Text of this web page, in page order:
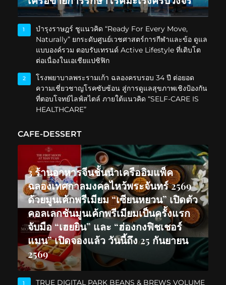
1
บำรุงราษฎร์ ชูแนวคิด “Ready For Every Move,
Naturally” ยกระดับศูนย์เวชศาสตร์การกีฬาและข้อ ดูแล
แบบองค์รวม ตอบรับเทรนด์ Active Lifestyle ที่เติบโต
ต่อเนื่องในเอเชียแปซิฟิก
2
โรงพยาบาลพระรามเก้า ฉลองครบรอบ 34 ปี ต่อยอด
ความเชี่ยวชาญโรคซับซ้อน สู่การดูแลสุขภาพเชิงป้องกัน
ที่ตอบโจทย์ไลฟ์สไตล์ ภายใต้แนวคิด “SELF-CARE IS
HEALTHCARE”
CAFE-DESSERT
3 ร้านอาหารจีนชั้นนำเครืออิมแพ็ค
ฉลองเทศกาลมงคลไหว้พระจันทร์ 2569
ด้วยมูนเค้กพรีเมียม “เซียนหยวน” เปิดตัว
คอลเลกชันมูนเค้กพรีเมียมเป็นครั้งแรก
จับมือ “เฮยยิน” และ “ฮ่องกงฟิชเชอร์
แมน” เปิดจองแล้ว วันนี้ถึง 25 กันยายน
2569
1
TRUE DIGITAL PARK BEANS & BREWS VOLUME